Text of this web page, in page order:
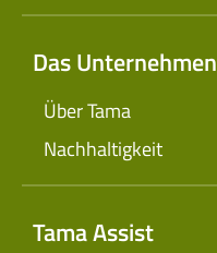
Das Unternehmen
Über Tama
Nachhaltigkeit
Tama Assist